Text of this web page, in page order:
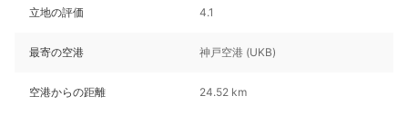
立地の評価 4.1
最寄の空港 神戸空港 (UKB)
空港からの距離 24.52 km